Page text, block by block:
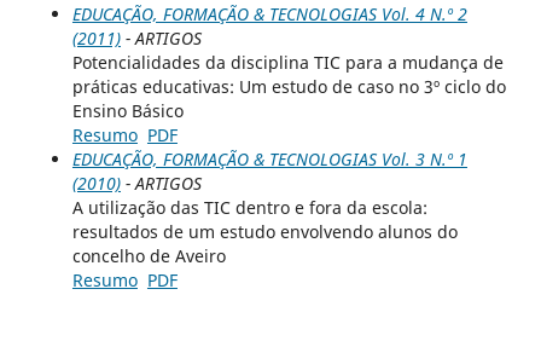
EDUCAÇÃO, FORMAÇÃO & TECNOLOGIAS Vol. 4 N.º 2
(2011)- ARTIGOS
Potencialidades da disciplina TIC para a mudança de
práticas educativas: Um estudo de caso no 3º ciclo do
Ensino Básico
Resumo PDF
EDUCAÇÃO, FORMAÇÃO & TECNOLOGIAS Vol. 3 N.º 1
(2010)- ARTIGOS
A utilização das TIC dentro e fora da escola:
resultados de um estudo envolvendo alunos do
concelho de Aveiro
Resumo PDF